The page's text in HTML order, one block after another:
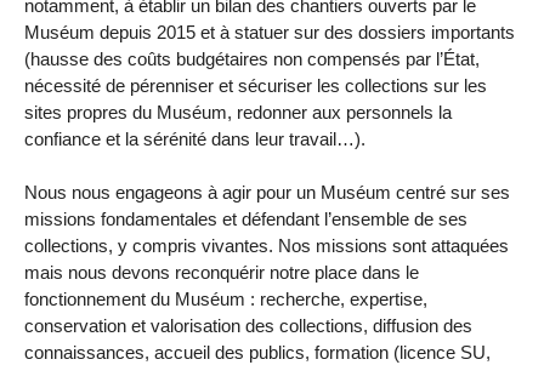
notamment, à établir un bilan des chantiers ouverts par le
Muséum depuis 2015 et à statuer sur des dossiers importants
(hausse des coûts budgétaires non compensés par l’État,
nécessité de pérenniser et sécuriser les collections sur les
sites propres du Muséum, redonner aux personnels la
confiance et la sérénité dans leur travail…).
Nous nous engageons à agir pour un Muséum centré sur ses
missions fondamentales et défendant l’ensemble de ses
collections, y compris vivantes. Nos missions sont attaquées
mais nous devons reconquérir notre place dans le
fonctionnement du Muséum : recherche, expertise,
conservation et valorisation des collections, diffusion des
connaissances, accueil des publics, formation (licence SU,